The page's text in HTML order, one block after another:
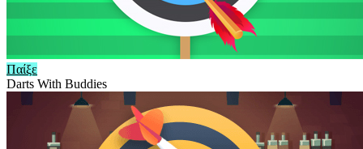
Παίξε
Darts With Buddies